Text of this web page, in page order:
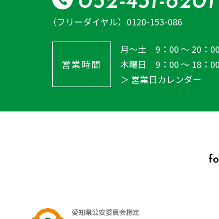
（フリーダイヤル） 0120-153-086
営業時間
月～土 9：00 ～ 20：
木曜日 9：00 ～ 18：
＞ 営業日カレンダー